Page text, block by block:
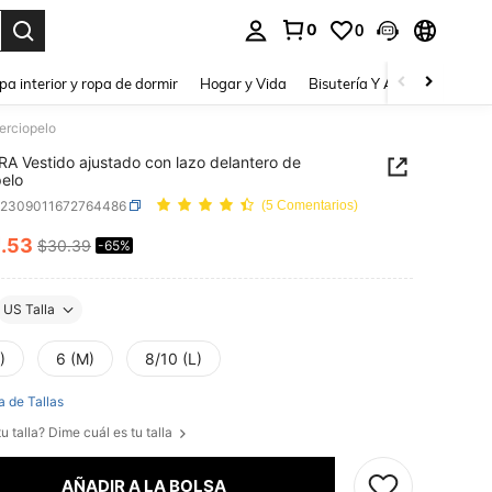
0 0
interior y ropa de dormir Hogar y Vida Bisutería Y Accesorios
Vestido ajustado con lazo delantero de
(5 Comentarios)
AND AVAILABILITY
.53 $30.39 -65%
US Talla
6 (M) 8/10 (L)
de Tallas
talla? Dime cuál es tu talla
AÑADIR A LA BOLSA